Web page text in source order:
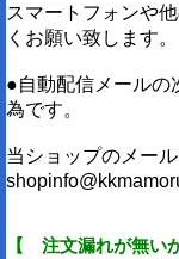
スマートフォンや
くお願い致します。
●自動配信メールの
為です。
当ショップのメー
【 注文漏れが無い